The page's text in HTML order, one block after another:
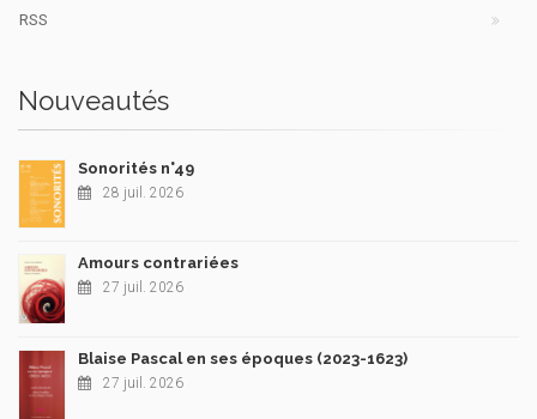
RSS
Nouveautés
Sonorités n°49
28 juil. 2026
Amours contrariées
27 juil. 2026
Blaise Pascal en ses époques (2023-1623)
27 juil. 2026